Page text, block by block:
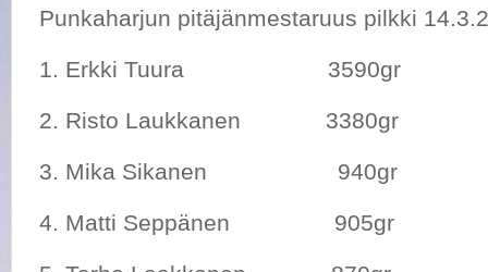
Punkaharjun pitäjänmestaruus pilkki
1. Erkki Tuura 3590gr
2. Risto Laukkanen 3380gr
3. Mika Sikanen 940gr
4. Matti Seppänen 905gr